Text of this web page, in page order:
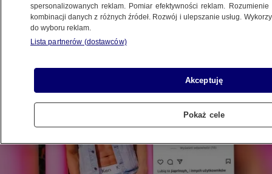
Udostępnij
spersonalizowanych reklam. Pomiar efektywności reklam.
kombinacji danych z różnych źródeł. Rozwój i ulepszanie usług.
do wyboru reklam.
Lista partnerów (dostawców)
Akceptuję
Pokaż cele